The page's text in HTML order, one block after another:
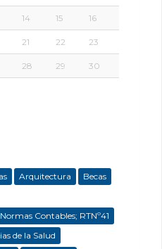
14 15 16
21 22 23
28 29 30
Arquitectura
Becas
Contables; RTNº41
de la Salud